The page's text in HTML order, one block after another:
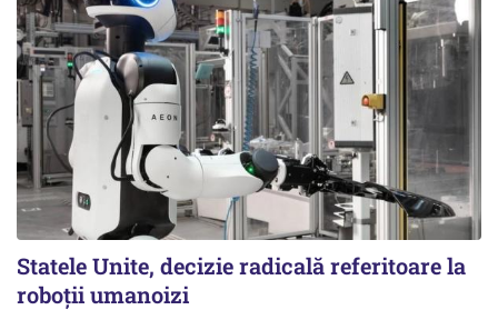
Statele Unite, decizie radicală referitoare la
roboții umanoizi